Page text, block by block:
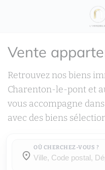
Vente
Retrouvez nos biens
Charenton-le-pont et
vous accompagne
avec des biens
OÙ CHERCHEZ-VOUS ?
Où cherchez-vous ?
Où cherchez-vous ?